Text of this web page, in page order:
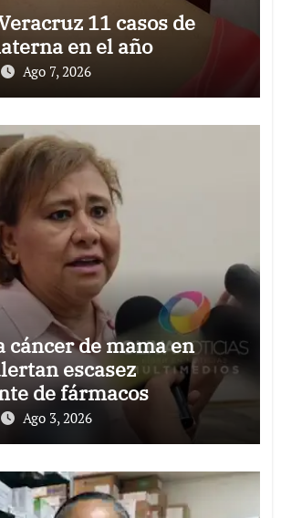
11 casos de
en el año
Ago 7, 2026
cáncer de mama en
escasez
de fármacos
Ago 3, 2026